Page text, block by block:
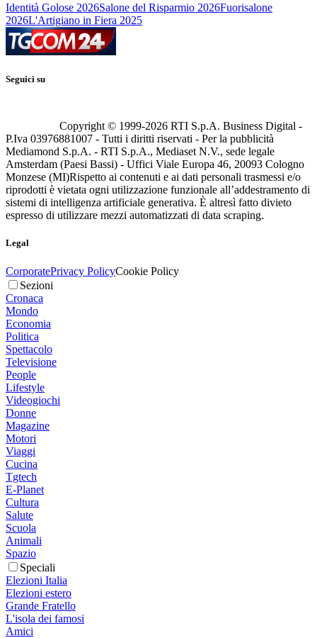
Identità Golose 2026Salone del Risparmio 2026Fuorisalone
2026L'Artigiano in Fiera 2025
Seguici su
Copyright © 1999-2026 RTI S.p.A. Business Digital -
P.Iva 03976881007 - Tutti i diritti riservati - Per la pubblicità
Mediamond S.p.A. - RTI S.p.A., Mediaset N.V., sede legale
Amsterdam (Paesi Bassi) - Uffici Viale Europa 46, 20093 Cologno
Monzese (MI)Rispetto ai contenuti e ai dati personali trasmessi e/o
riprodotti è vietata ogni utilizzazione funzionale all’addestramento di
sistemi di intelligenza artificiale generativa. È altresì fatto divieto
espresso di utilizzare mezzi automatizzati di data scraping.
Legal
CorporatePrivacy PolicyCookie Policy
Sezioni
Cronaca
Mondo
Economia
Politica
Spettacolo
Televisione
People
Lifestyle
Videogiochi
Donne
Magazine
Motori
Viaggi
Cucina
Tgtech
E-Planet
Cultura
Salute
Scuola
Animali
Spazio
Speciali
Elezioni Italia
Elezioni estero
Grande Fratello
L'isola dei famosi
Amici